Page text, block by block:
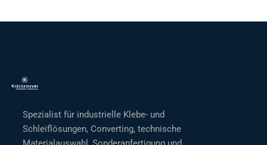
Spezialist für industrielle Klebe- und
Schleiflösungen, Converting, technische